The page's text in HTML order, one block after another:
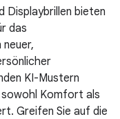
Displaybrillen bieten
das
KI-Mustern
Komfort als
Greifen Sie auf die